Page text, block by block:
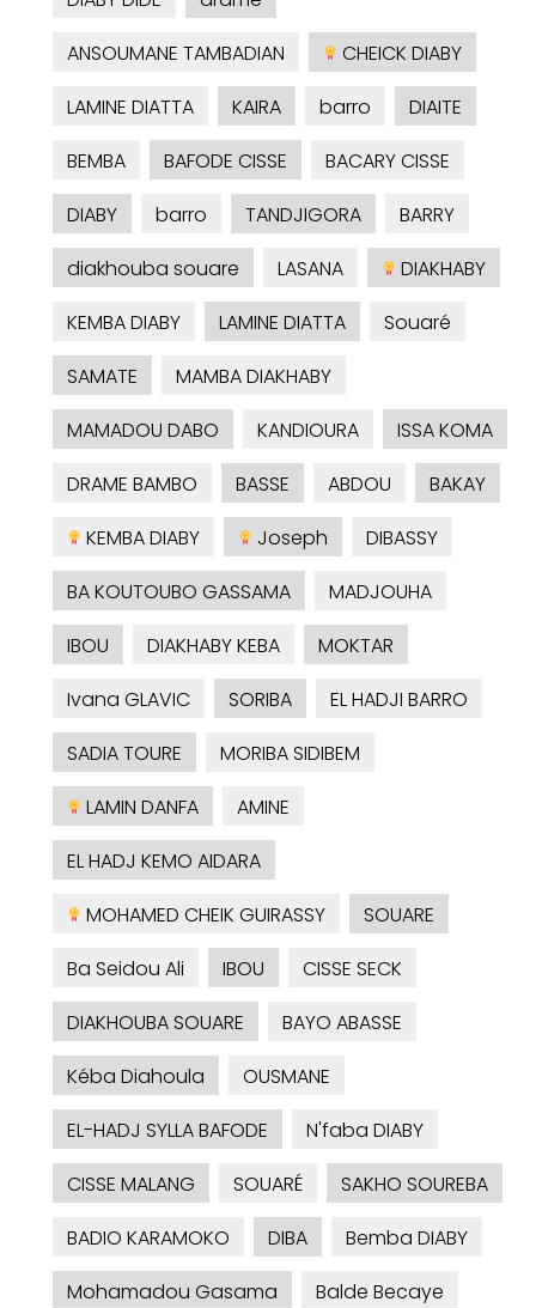
ANSOUMANE TAMBADIAN
CHEICK DIABY
LAMINE DIATTA
KAIRA barro
DIAITE
BEMBA
BAFODE CISSE
BACARY CISSE
DIABY
barro TANDJIGORA
BARRY
diakhouba souare
LASANA
DIAKHABY
KEMBA DIABY
LAMINE DIATTA
Souaré
SAMATE
MAMBA DIAKHABY
MAMADOU DABO
KANDIOURA
ISSA KOMA
DRAME BAMBO
BASSE ABDOU
BAKAY
KEMBA DIABY
Joseph
DIBASSY
BA KOUTOUBO GASSAMA
MADJOUHA
IBOU
DIAKHABY KEBA
MOKTAR
Ivana GLAVIC
SORIBA
EL HADJI BARRO
SADIA TOURE
MORIBA SIDIBEM
LAMIN DANFA
AMINE
EL HADJ KEMO AIDARA
MOHAMED CHEIK GUIRASSY
SOUARE
Ba Seidou Ali
IBOU
CISSE SECK
DIAKHOUBA SOUARE
BAYO ABASSE
Kéba Diahoula
OUSMANE
EL-HADJ SYLLA BAFODE
N'faba DIABY
CISSE MALANG
SOUARÉ
SAKHO SOUREBA
BADIO KARAMOKO
DIBA
Bemba DIABY
Mohamadou Gasama
Balde Becaye